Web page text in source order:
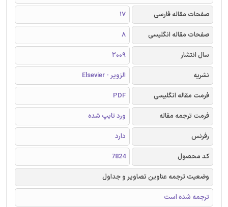
صفحات مقاله فارسی
17
صفحات مقاله انگلیسی
8
سال انتشار
2009
نشریه
الزویر - Elsevier
فرمت مقاله انگلیسی
PDF
فرمت ترجمه مقاله
ورد تایپ شده
رفرنس
دارد
کد محصول
7824
وضعیت ترجمه عناوین تصاویر و جداول
ترجمه شده است